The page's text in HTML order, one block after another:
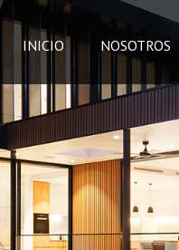
INICIO NOSOTROS